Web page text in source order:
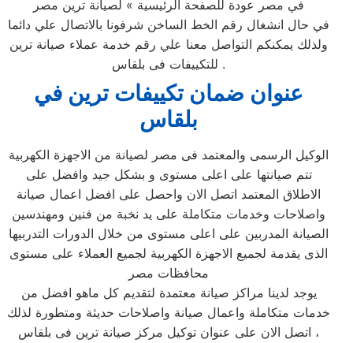
في مصر عودة للصفحة الرئيسية » لصيانة ترين مصر
في حال انشغال رقم الخط الساخن شرفونا بالاتصال علي دائما
ولذلك يمكنكم التواصل معنا علي رقم خدمة عملاء صيانة ترين
للتكييفات فى بلقاس‏ .
عنوان ضمان تكييفات ترين في
بلقاس‏
الوكيل الرسمى والمعتمد فى مصر لصيانة من الاجهزة الكهربية
تتم صيانتها على اعلى مستوى و بشكل جيد وافضل على
الاطلاق المعتمد اتصل الان واحصل على افضل اعمال صيانة
واصلاحات وخدمات متكاملة على يد نخبة من فنين ومهندسين
الصيانة المدربين على اعلى مستوى من خلال الدورات التدربيها
الذى يقدمة لجميع الاجهزة الكهربية لجميع العملاء على مستوى
محافظات مصر
يوجد لدينا مراكز صيانة معتمدة لتقديم كل ماهو افضل من
خدمات متكاملة واعمال صيانة واصلاحات حديثة ومتطورة لذلك
، اتصل الان على عنوان توكيل مركز صيانة ترين فى بلقاس‏